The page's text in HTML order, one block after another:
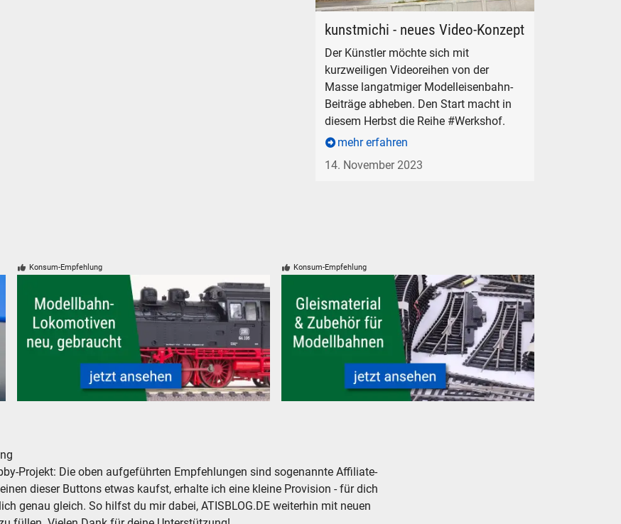
kunstmichi - neues Video-Konzept
Der Künstler möchte sich mit
kurzweiligen Videoreihen von der
Masse langatmiger Modelleisenbahn-
Beiträge abheben. Den Start macht in
diesem Herbst die Reihe #Werkshof.
mehr erfahren
14. November 2023
Konsum-Empfehlung Konsum-Empfehlung
Projekt: Die oben aufgeführten Empfehlungen sind sogenannte Affiliate-
dieser Buttons etwas kaufst, erhalte ich eine kleine Provision - für dich
genau gleich. So hilfst du mir dabei, ATISBLOG.DE weiterhin mit neuen